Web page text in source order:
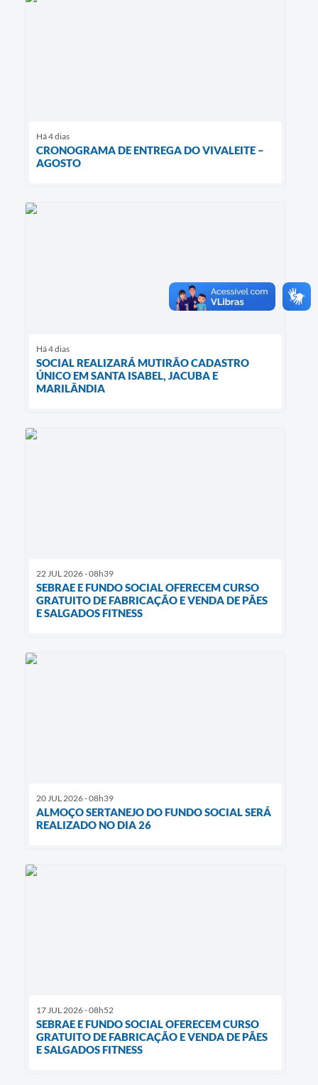
Há 4 dias
CRONOGRAMA DE ENTREGA DO VIVALEITE –
AGOSTO
Há 4 dias
SOCIAL REALIZARÁ MUTIRÃO CADASTRO
ÚNICO EM SANTA ISABEL, JACUBA E
MARILÂNDIA
22 JUL 2026 - 08h39
SEBRAE E FUNDO SOCIAL OFERECEM CURSO
GRATUITO DE FABRICAÇÃO E VENDA DE PÃES
E SALGADOS FITNESS
20 JUL 2026 - 08h39
ALMOÇO SERTANEJO DO FUNDO SOCIAL SERÁ
REALIZADO NO DIA 26
17 JUL 2026 - 08h52
SEBRAE E FUNDO SOCIAL OFERECEM CURSO
GRATUITO DE FABRICAÇÃO E VENDA DE PÃES
E SALGADOS FITNESS